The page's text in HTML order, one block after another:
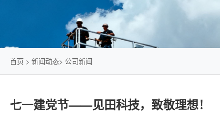
智能立体库解决方案
简易升降机解决方案
传统仓储物流
石油化工行业
发展历程
首页 > 新闻动态> 公司新闻
七一建党节——见田科技，致敬理想！